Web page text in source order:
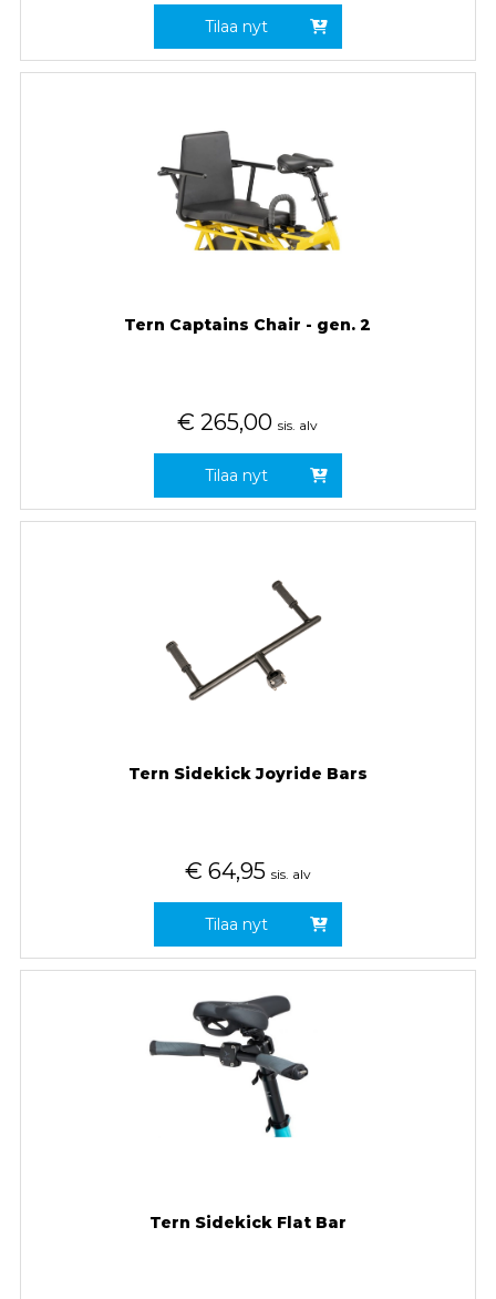
Tilaa nyt
Tern Captains Chair - gen. 2
€ 265,00 sis. alv
Tilaa nyt
Tern Sidekick Joyride Bars
€ 64,95 sis. alv
Tilaa nyt
Tern Sidekick Flat Bar